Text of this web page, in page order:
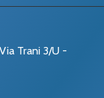
Trani 3/U -